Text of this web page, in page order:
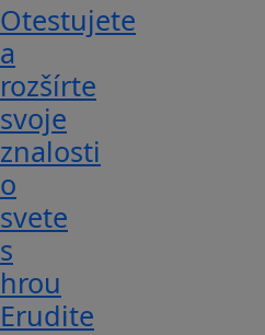
Otestujete
a
rozšírte
svoje
znalosti
o
svete
s
hrou
Erudite